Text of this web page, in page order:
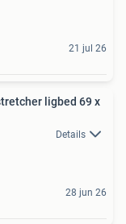
21 jul 26
ligbed 69 x
Details
28 jun 26